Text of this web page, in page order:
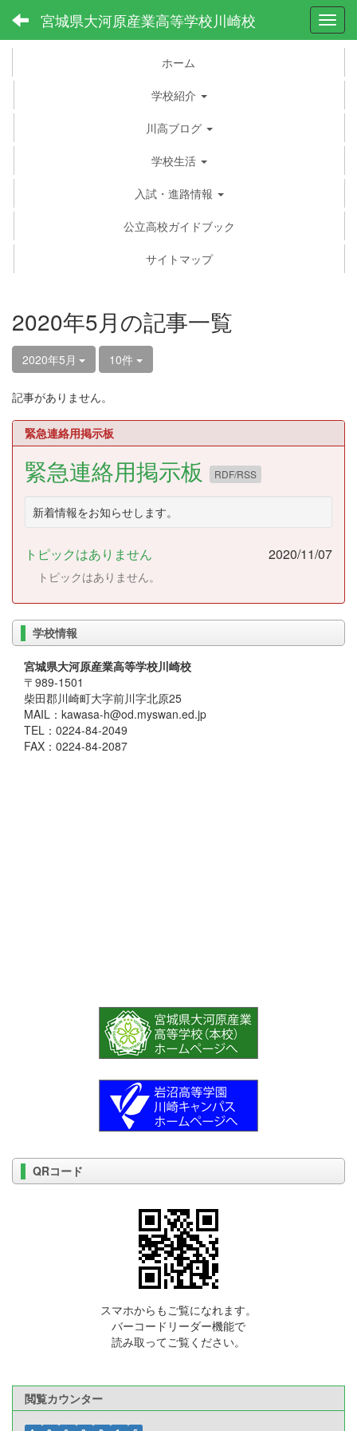
宮城県大河原産業高等学校川崎校
ホーム
学校紹介
川高ブログ
学校生活
入試・進路情報
公立高校ガイドブック
サイトマップ
2020年5月の記事一覧
2020年5月 10件
記事がありません。
緊急連絡用掲示板
緊急連絡用掲示板 RDF/RSS
新着情報をお知らせします。
トピックはありません 2020/11/07
トピックはありません。
学校情報
宮城県大河原産業高等学校川崎校
〒989-1501
柴田郡川崎町大字前川字北原25
MAIL：kawasa-h@od.myswan.ed.jp
TEL：0224-84-2049
FAX：0224-84-2087
QRコード
スマホからもご覧になれます。
バーコードリーダー機能で
読み取ってご覧ください。
閲覧カウンター